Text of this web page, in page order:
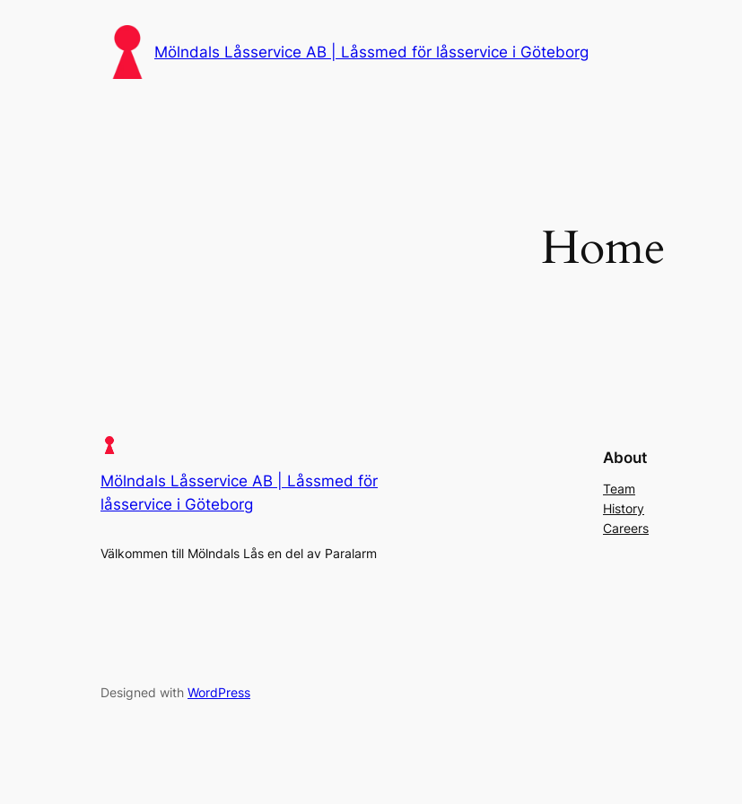
Mölndals Låsservice AB | Låssmed för låsservice i Göteborg
Home
Mölndals Låsservice AB | Låssmed för
låsservice i Göteborg
Välkommen till Mölndals Lås en del av Paralarm
About
Team
History
Careers
Designed with WordPress